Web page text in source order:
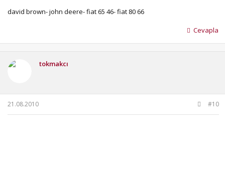
david brown- john deere- fiat 65 46- fiat 80 66
Cevapla
tokmakcı
21.08.2010 #10